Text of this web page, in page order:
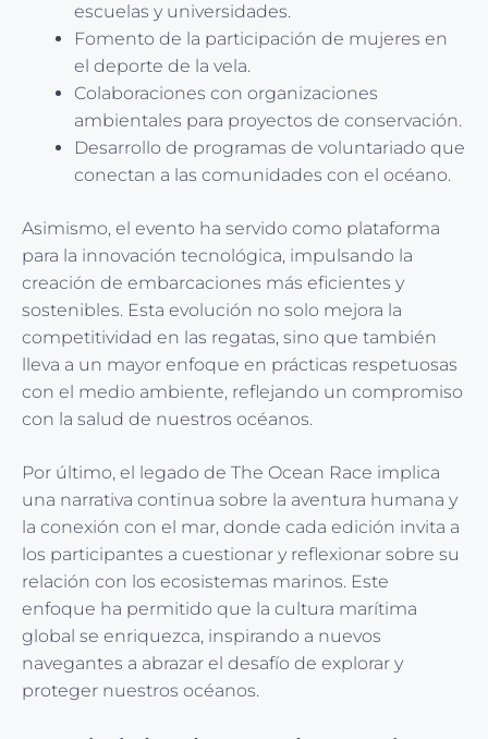
escuelas y universidades.
Fomento de la participación de mujeres en
el deporte de la vela.
Colaboraciones con organizaciones
ambientales para proyectos de conservación.
Desarrollo de programas de voluntariado que
conectan a las comunidades con el océano.
Asimismo, el evento ha servido como plataforma
para la innovación tecnológica, impulsando la
creación de embarcaciones más eficientes y
sostenibles. Esta evolución no solo mejora la
competitividad en las regatas, sino que también
lleva a un mayor enfoque en prácticas respetuosas
con el medio ambiente, reflejando un compromiso
con la salud de nuestros océanos.
Por último, el legado de The Ocean Race implica
una narrativa continua sobre la aventura humana y
la conexión con el mar, donde cada edición invita a
los participantes a cuestionar y reflexionar sobre su
relación con los ecosistemas marinos. Este
enfoque ha permitido que la cultura marítima
global se enriquezca, inspirando a nuevos
navegantes a abrazar el desafío de explorar y
proteger nuestros océanos.